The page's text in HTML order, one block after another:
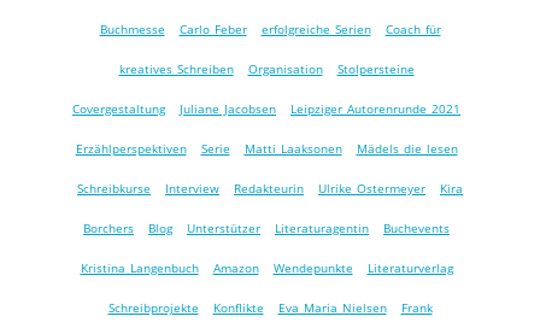
Buchmesse Carlo Feber erfolgreiche Serien Coach für
kreatives Schreiben Organisation Stolpersteine
Covergestaltung Juliane Jacobsen Leipziger Autorenrunde 2021
Erzählperspektiven Serie Matti Laaksonen Mädels die lesen
Schreibkurse Interview Redakteurin Ulrike Ostermeyer Kira
Borchers Blog Unterstützer Literaturagentin Buchevents
Kristina Langenbuch Amazon Wendepunkte Literaturverlag
Schreibprojekte Konflikte Eva Maria Nielsen Frank